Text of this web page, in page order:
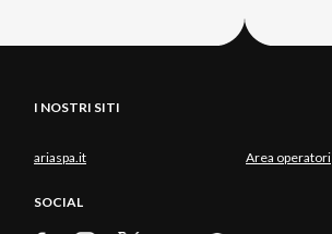
I NOSTRI SITI
ariaspa.it Area operatori
SOCIAL